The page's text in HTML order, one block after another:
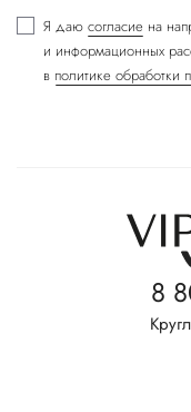
Я даю согласие на
и информационных
в политике обработки
8